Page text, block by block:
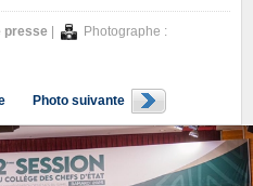
presse
Photographe :
Photo suivante